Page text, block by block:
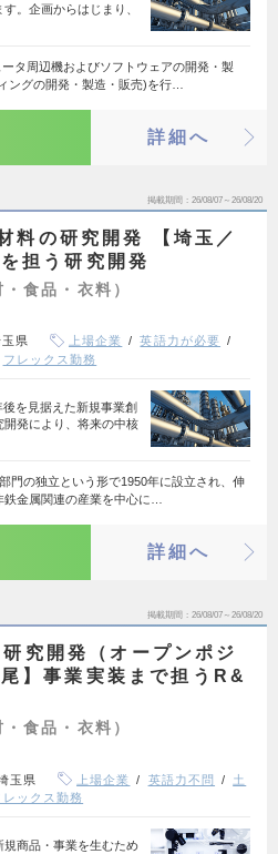
。企画からはじまり、
タ周辺機およびソフトウェアの開発・製
ングの開発・製造・販売)を行…
詳細へ
掲載期間 26/08/07～26/08/20
料の研究開発 【埼玉／
担う研究開発
食品・衣料）
県 上場企業
英語力が必要
フレックス勤務
後を見据えた新規事業創
発により、将来の中核
門の独立という形で1950年に設立され、伸
金属関連の産業を中心に…
詳細へ
掲載期間 26/08/07～26/08/20
究開発（オープンポジ
】事業実装まで担うR&
食品・衣料）
玉県 上場企業 英語力不問
土
レックス勤務
商品・事業を生むため